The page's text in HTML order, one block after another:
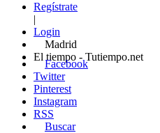
Regístrate
|
Login
Madrid
El tiempo - Tutiempo.net
Facebook
Twitter
Pinterest
Instagram
RSS
Buscar